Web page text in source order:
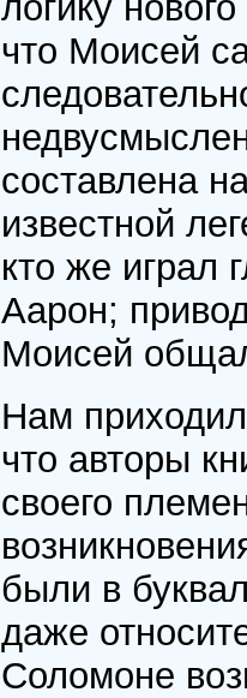
что Моисей
составлена
известной
кто же играл
Аарон;
Моисей
Нам
что авторы
своего
были в
даже
Соломоне